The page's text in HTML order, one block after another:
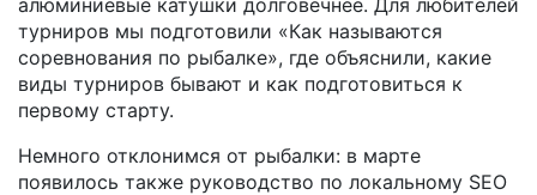
алюминиевые катушки долговечнее. Для любителей
турниров мы подготовили «Как называются
соревнования по рыбалке», где объяснили, какие
виды турниров бывают и как подготовиться к
первому старту.
Немного отклонимся от рыбалки: в марте
появилось также руководство по локальному SEO